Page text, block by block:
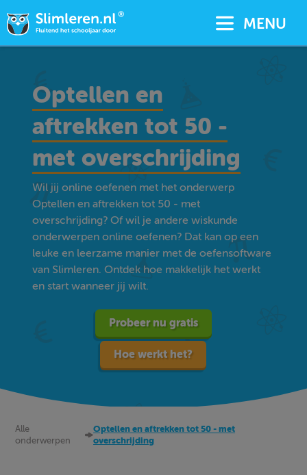
MENU
Optellen en
aftrekken tot 50 -
met overschrijding
Wil jij online oefenen met het onderwerp
Optellen en aftrekken tot 50 - met
overschrijding? Of wil je andere wiskunde
onderwerpen online oefenen? Dat kan op een
leuke en leerzame manier met de oefensoftware
van Slimleren. Ontdek hoe makkelijk het werkt
en start wanneer jij wilt.
Probeer nu gratis
Hoe werkt het?
Alle
onderwerpen
Optellen en aftrekken tot 50 - met
overschrijding